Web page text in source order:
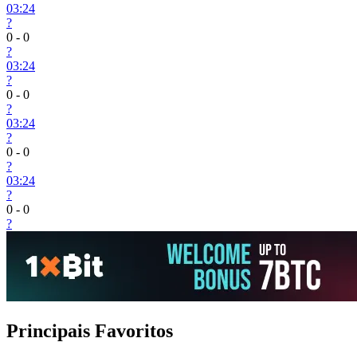
03:24
?
0 - 0
?
03:24
?
0 - 0
?
03:24
?
0 - 0
?
03:24
?
0 - 0
?
Principais Favoritos